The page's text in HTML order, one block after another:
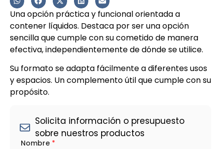
Una opción práctica y funcional orientada a
contener líquidos. Destaca por ser una opción
sencilla que cumple con su cometido de manera
efectiva, independientemente de dónde se utilice.
Su formato se adapta fácilmente a diferentes usos
y espacios. Un complemento útil que cumple con su
propósito.
Solicita información o presupuesto
sobre nuestros productos
Nombre *